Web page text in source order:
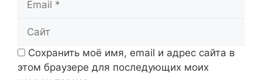
Сохранить моё имя, email и адрес сайта в
этом браузере для последующих моих